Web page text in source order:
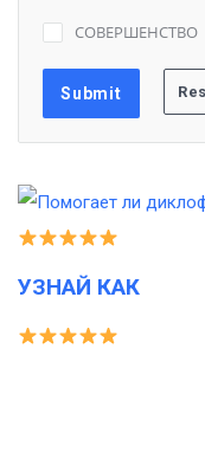
СОВЕРШЕНСТВО
УЗНАЙ КАК